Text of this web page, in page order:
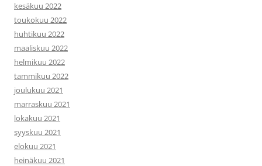
kesäkuu 2022
toukokuu 2022
huhtikuu 2022
maaliskuu 2022
helmikuu 2022
tammikuu 2022
joulukuu 2021
marraskuu 2021
lokakuu 2021
syyskuu 2021
elokuu 2021
heinäkuu 2021